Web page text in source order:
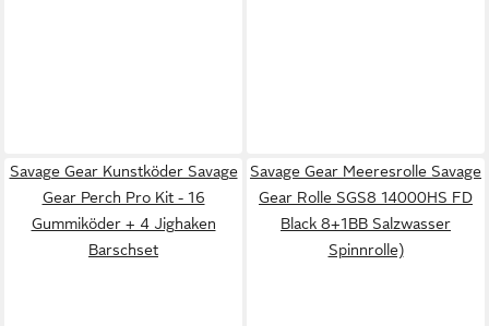
Savage Gear Kunstköder Savage
Gear Perch Pro Kit - 16
Gummiköder + 4 Jighaken
Barschset
Savage Gear Meeresrolle Savage
Gear Rolle SGS8 14000HS FD
Black 8+1BB Salzwasser
Spinnrolle)